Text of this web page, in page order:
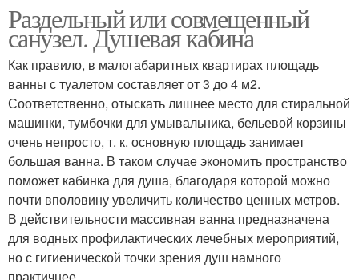
Раздельный или совмещенный
санузел. Душевая кабина
Как правило, в малогабаритных квартирах площадь
ванны с туалетом составляет от 3 до 4 м2.
Соответственно, отыскать лишнее место для стиральной
машинки, тумбочки для умывальника, бельевой корзины
очень непросто, т. к. основную площадь занимает
большая ванна. В таком случае экономить пространство
поможет кабинка для душа, благодаря которой можно
почти вполовину увеличить количество ценных метров.
В действительности массивная ванна предназначена
для водных профилактических лечебных мероприятий,
но с гигиенической точки зрения душ намного